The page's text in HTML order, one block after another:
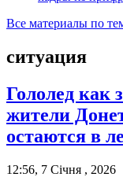
Все материалы по
ситуация
Гололед как
жители
остаются в
12:56, 7 Січня , 2026